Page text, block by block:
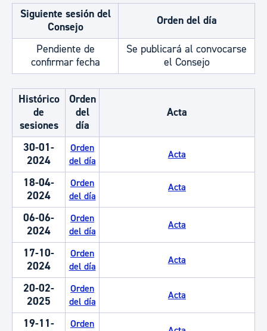
Siguiente sesión del
Consejo
Orden del día
Pendiente de
confirmar fecha
Se publicará al convocarse
el Consejo
Histórico
de
sesiones
Orden
del
día
Acta
30-01-
2024
Orden
del día
Acta
18-04-
2024
Orden
del día
Acta
06-06-
2024
Orden
del día
Acta
17-10-
2024
Orden
del día
Acta
20-02-
2025
Orden
del día
Acta
19-11-
Orden